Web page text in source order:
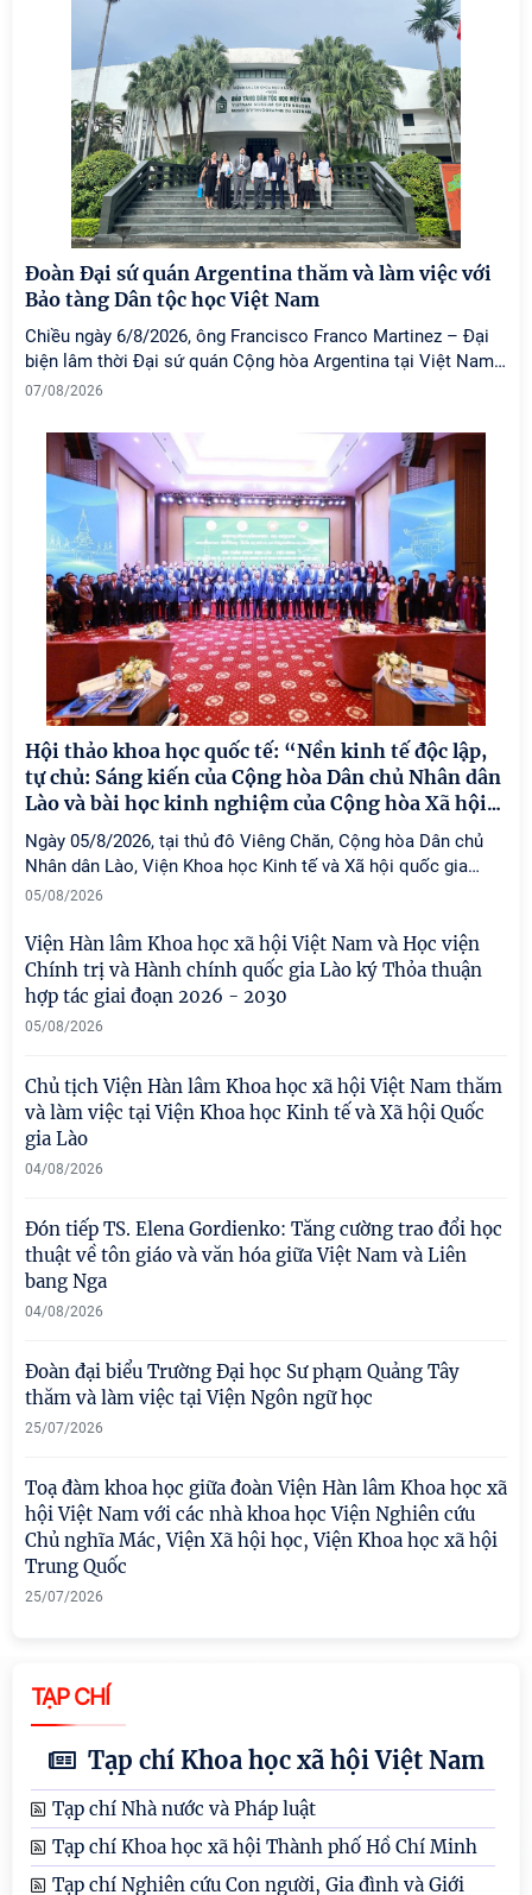
Đoàn Đại sứ quán Argentina thăm và làm việc với
Bảo tàng Dân tộc học Việt Nam
Chiều ngày 6/8/2026, ông Francisco Franco Martinez – Đại
biện lâm thời Đại sứ quán Cộng hòa Argentina tại Việt Nam…
07/08/2026
Hội thảo khoa học quốc tế: “Nền kinh tế độc lập,
tự chủ: Sáng kiến của Cộng hòa Dân chủ Nhân dân
Lào và bài học kinh nghiệm của Cộng hòa Xã hội…
Ngày 05/8/2026, tại thủ đô Viêng Chăn, Cộng hòa Dân chủ
Nhân dân Lào, Viện Khoa học Kinh tế và Xã hội quốc gia…
05/08/2026
Viện Hàn lâm Khoa học xã hội Việt Nam và Học viện
Chính trị và Hành chính quốc gia Lào ký Thỏa thuận
hợp tác giai đoạn 2026 - 2030
05/08/2026
Chủ tịch Viện Hàn lâm Khoa học xã hội Việt Nam thăm
và làm việc tại Viện Khoa học Kinh tế và Xã hội Quốc
gia Lào
04/08/2026
Đón tiếp TS. Elena Gordienko: Tăng cường trao đổi học
thuật về tôn giáo và văn hóa giữa Việt Nam và Liên
bang Nga
04/08/2026
Đoàn đại biểu Trường Đại học Sư phạm Quảng Tây
thăm và làm việc tại Viện Ngôn ngữ học
25/07/2026
Toạ đàm khoa học giữa đoàn Viện Hàn lâm Khoa học xã
hội Việt Nam với các nhà khoa học Viện Nghiên cứu
Chủ nghĩa Mác, Viện Xã hội học, Viện Khoa học xã hội
Trung Quốc
25/07/2026
TẠP CHÍ
Tạp chí Khoa học xã hội Việt Nam
Tạp chí Nhà nước và Pháp luật
Tạp chí Khoa học xã hội Thành phố Hồ Chí Minh
Tạp chí Nghiên cứu Con người, Gia đình và Giới